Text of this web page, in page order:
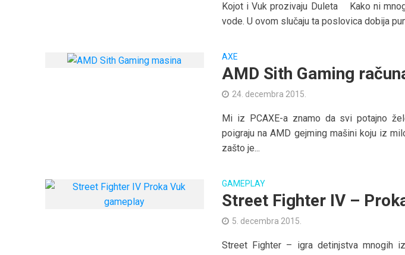
Kojot i Vuk prozivaju Duleta Kako ni
vode. U ovom slučaju ta poslovica dobija
AXE
AMD Sith Gaming
24. decembra 2015.
Mi iz PCAXE-a znamo da svi potajno
poigraju na AMD gejming mašini koju iz
zašto je...
GAMEPLAY
Street Fighter IV –
5. decembra 2015.
Street Fighter – igra detinjstva mnogih